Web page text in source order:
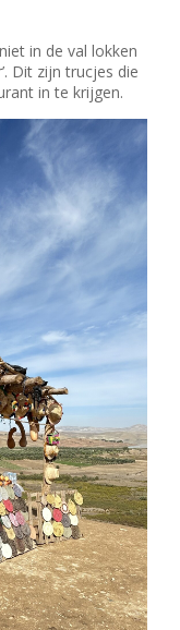
in de val lokken
Dit zijn trucjes die
in te krijgen.